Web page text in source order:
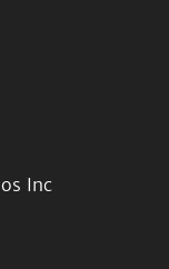
Inc